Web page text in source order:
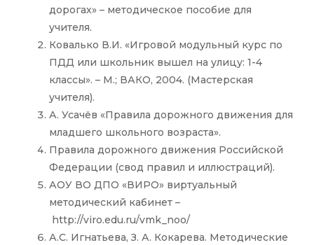
дорогах» – методическое пособие для
учителя.
Ковалько В.И. «Игровой модульный курс по
ПДД или школьник вышел на улицу: 1-4
классы». – М.; ВАКО, 2004. (Мастерская
учителя).
А. Усачёв «Правила дорожного движения для
младшего школьного возраста».
Правила дорожного движения Российской
Федерации (свод правил и иллюстраций).
АОУ ВО ДПО «ВИРО» виртуальный
методический кабинет –
http://viro.edu.ru/vmk_noo/
А.С. Игнатьева, З. А. Кокарева. Методические